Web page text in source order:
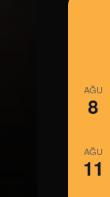
AĞU
8
AĞU
11